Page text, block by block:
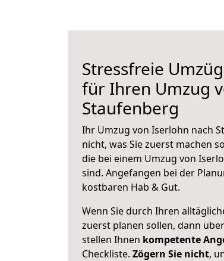
Stressfreie
für Ihren Umzug
Staufenberg
Ihr Umzug von Iserlohn nach
nicht, was Sie zuerst machen
die bei einem Umzug von
sind. Angefangen bei der
kostbaren Hab & Gut.
Wenn Sie durch Ihren
zuerst planen sollen, dann
stellen Ihnen kompetente
Checkliste. Zögern Sie nicht,